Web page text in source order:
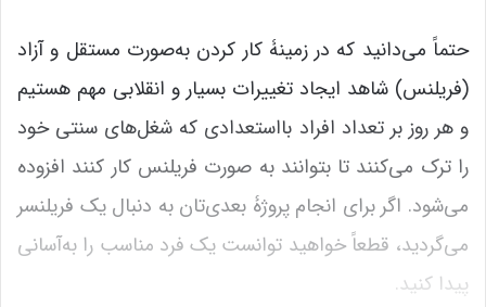
حتماً می‌دانید که در زمینۀ کار کردن به‌صورت مستقل و آزاد
(فریلنس) شاهد ایجاد تغییرات بسیار و انقلابی مهم هستیم
و هر روز بر تعداد افراد بااستعدادی که شغل‌های سنتی خود
را ترک می‌کنند تا بتوانند به صورت فریلنس کار کنند افزوده
می‌شود. اگر برای انجام پروژۀ بعدی‌تان به دنبال یک فریلنسر
می‌گردید، قطعاً خواهید توانست یک فرد مناسب را به‌آسانی
پیدا کنید.